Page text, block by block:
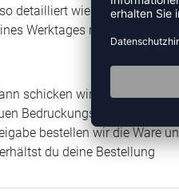
detailliert wie möglich
Werktages mit einem
schicken wir dir bei
Bedruckungswunsch –
bestellen wir die Ware
du deine Bestellung